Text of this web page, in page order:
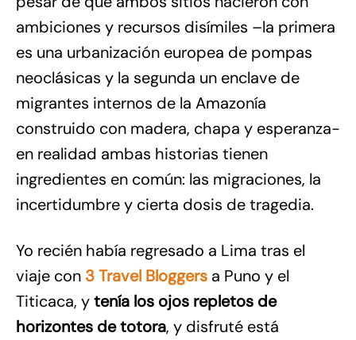
ambiciones y recursos disímiles –la primera
es una urbanización europea de pompas
neoclásicas y la segunda un enclave de
migrantes internos de la Amazonía
construido con madera, chapa y esperanza-
en realidad ambas historias tienen
ingredientes en común: las migraciones, la
incertidumbre y cierta dosis de tragedia.
Yo recién había regresado a Lima tras el
viaje con 3 Travel Bloggers a Puno y el
Titicaca, ytenía los ojos repletos de
horizontes de totora, y disfruté está